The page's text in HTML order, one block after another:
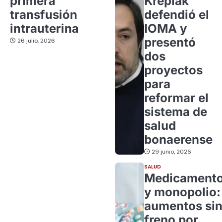
transfusión
intrauterina
26 julio, 2026
defendió el
IOMA y
presentó
dos
proyectos
para
reformar el
sistema de
salud
bonaerense
29 junio, 2026
SALUD
y monopolio:
aumentos sin